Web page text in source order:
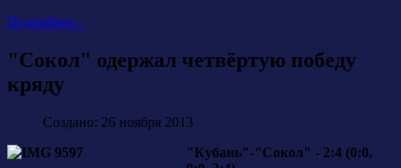
Подробнее...
"Сокол" одержал четвёртую победу
кряду
Создано: 26 ноября 2013
"Кубань"-"Сокол" - 2:4 (0:0,